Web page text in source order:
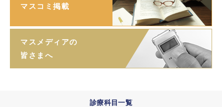
マスコミ掲載
マスメディアの
皆さまへ
診療科目一覧